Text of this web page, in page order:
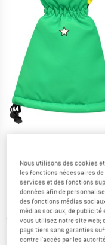
Prix initial :
44,95€
Prix:
33,71€ TVA incl.
Nous utilisons des cookies
les fonctions nécessaires
services et des fonctions
données afin de
des fonctions médias
médias sociaux, de publicité
vous utilisez notre site web;
pays tiers sans garanties
contre l'accès par les